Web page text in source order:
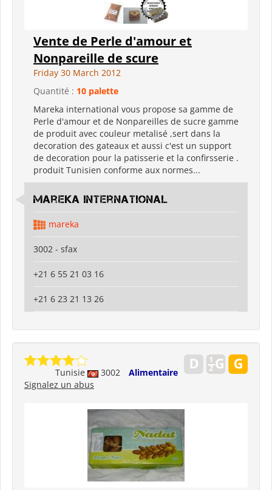
Vente de Perle d'amour et
Nonpareille de scure
Friday 30 March 2012
Quantité : 10 palette
Mareka international vous propose sa gamme de
Perle d'amour et de Nonpareilles de sucre gamme
de produit avec couleur metalisé ,sert dans la
decoration des gateaux et aussi c'est un support
de decoration pour la patisserie et la confirsserie .
produit Tunisien conforme aux normes...
Mareka international
mareka
3002 - sfax
+21 6 55 21 03 16
+21 6 23 21 13 26
Tunisie 3002
Alimentaire
Signalez un abus